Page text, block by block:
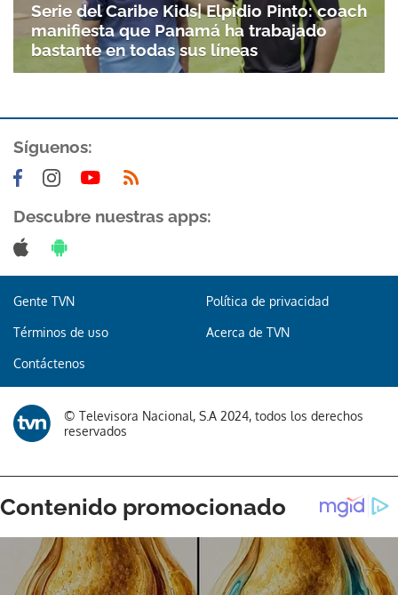
Gracias por suscribirte a nuestro boletín.
ACEPTAR
Serie del Caribe Kids| Elpidio Pinto: coach
manifiesta que Panamá ha trabajado
bastante en todas sus líneas
Síguenos:
Descubre nuestras apps:
Gente TVN Política de privacidad
Términos de uso Acerca de TVN
Contáctenos
© Televisora Nacional, S.A 2024, todos los derechos
reservados